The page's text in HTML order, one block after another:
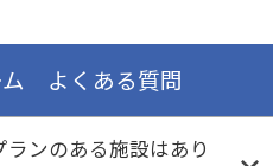
ム よくある質問
ンのある施設はあり